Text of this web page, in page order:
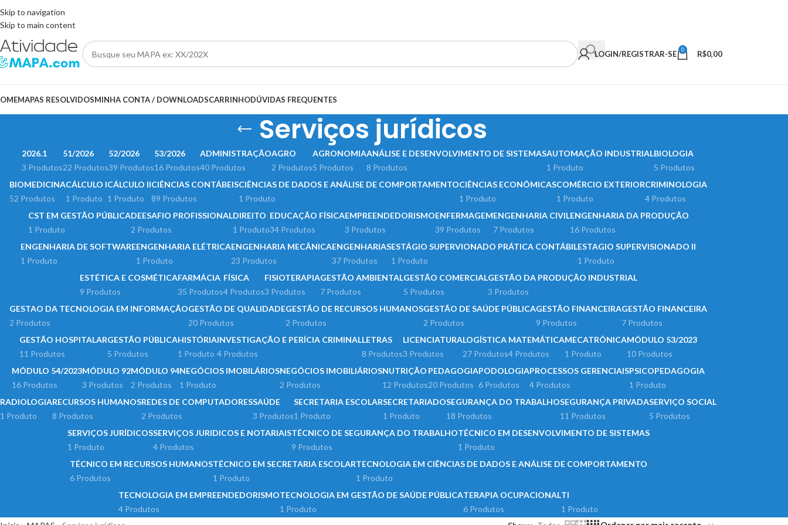
Skip to navigation
Skip to main content
LOGIN/REGISTRAR-SE 0 R$0,00
MAPAS RESOLVIDOSMINHA CONTA / DOWNLOADSCARRINHODÚVIDAS FREQUENTES
Serviços jurídicos
2026.1
3 Produtos
51/2026
22 Produtos
52/2026
39 Produtos
53/2026
16 Produtos
ADMINISTRAÇÃO
40 Produtos
AGRO
2 Produtos
AGRONOMIA
5 Produtos
ANÁLISE E DESENVOLVIMENTO DE SISTEMAS
8 Produtos
AUTOMAÇÃO INDUSTRIAL
1 Produto
BIOLOGIA
5 Produtos
BIOMEDICINA
52 Produtos
CÁLCULO I
1 Produto
CÁLCULO II
1 Produto
CIÊNCIAS CONTÁBEIS
89 Produtos
CIÊNCIAS DE DADOS E ANÁLISE DE COMPORTAMENTO
1 Produto
CIÊNCIAS ECONÔMICAS
1 Produto
COMÉRCIO EXTERIOR
1 Produto
CRIMINOLOGIA
4 Produtos
CST EM GESTÃO PÚBLICA
1 Produto
DEESAFIO PROFISSIONAL
2 Produtos
DIREITO
1 Produto
EDUCAÇÃO FÍSICA
34 Produtos
EMPREENDEDORISMO
3 Produtos
ENFERMAGEM
39 Produtos
ENGENHARIA CIVIL
7 Produtos
ENGENHARIA DA PRODUÇÃO
16 Produtos
ENGENHARIA DE SOFTWARE
1 Produto
ENGENHARIA ELÉTRICA
1 Produto
ENGENHARIA MECÂNICA
23 Produtos
ENGENHARIAS
37 Produtos
ESTÁGIO SUPERVIONADO PRÁTICA CONTÁBIL
1 Produto
ESTAGIO SUPERVISIONADO II
1 Produto
ESTÉTICA E COSMÉTICA
9 Produtos
FARMÁCIA
35 Produtos
FÍSICA
4 Produtos
FISIOTERAPIA
3 Produtos
GESTÃO AMBIENTAL
7 Produtos
GESTÃO COMERCIAL
5 Produtos
GESTÃO DA PRODUÇÃO INDUSTRIAL
3 Produtos
GESTAO DA TECNOLOGIA EM INFORMAÇÃO
2 Produtos
GESTÃO DE QUALIDADE
20 Produtos
GESTÃO DE RECURSOS HUMANOS
2 Produtos
GESTÃO DE SAÚDE PÚBLICA
2 Produtos
GESTÃO FINANCEIRA
9 Produtos
GESTÃO FINANCEIRA
7 Produtos
GESTÃO HOSPITALAR
11 Produtos
GESTÃO PÚBLICA
5 Produtos
HISTÓRIA
1 Produto
INVESTIGAÇÃO E PERÍCIA CRIMINAL
4 Produtos
LETRAS
8 Produtos
LICENCIATURA
3 Produtos
LOGÍSTICA
27 Produtos
MATEMÁTICA
4 Produtos
MECATRÔNICA
1 Produto
MÓDULO 53/2023
10 Produtos
MÓDULO 54/2023
16 Produtos
MÓDULO 92
3 Produtos
MÓDULO 94
2 Produtos
NEGÓCIOS IMOBILÁRIOS
1 Produto
NEGÓCIOS IMOBILIÁRIOS
2 Produtos
NUTRIÇÃO
12 Produtos
PEDAGOGIA
20 Produtos
PODOLOGIA
6 Produtos
PROCESSOS GERENCIAIS
4 Produtos
PSICOPEDAGOGIA
1 Produto
RADIOLOGIA
1 Produto
RECURSOS HUMANOS
8 Produtos
REDES DE COMPUTADORES
2 Produtos
SAÚDE
3 Produtos
SECRETARIA ESCOLAR
1 Produto
SECRETARIADO
1 Produto
SEGURANÇA DO TRABALHO
18 Produtos
SEGURANÇA PRIVADA
11 Produtos
SERVIÇO SOCIAL
5 Produtos
SERVIÇOS JURÍDICOS
1 Produto
SERVIÇOS JURIDICOS E NOTARIAIS
4 Produtos
TÉCNICO DE SEGURANÇA DO TRABALHO
9 Produtos
TÉCNICO EM DESENVOLVIMENTO DE SISTEMAS
1 Produto
TÉCNICO EM RECURSOS HUMANOS
6 Produtos
TÉCNICO EM SECRETARIA ESCOLAR
1 Produto
TECNOLOGIA EM CIÊNCIAS DE DADOS E ANÁLISE DE COMPORTAMENTO
1 Produto
TECNOLOGIA EM EMPREENDEDORISMO
4 Produtos
TECNOLOGIA EM GESTÃO DE SAÚDE PÚBLICA
1 Produto
TERAPIA OCUPACIONAL
6 Produtos
TI
1 Produto
Somente Hoje utilize o Cupom 10%OFF e ganhe 10% desconto, válido somente pelo site.